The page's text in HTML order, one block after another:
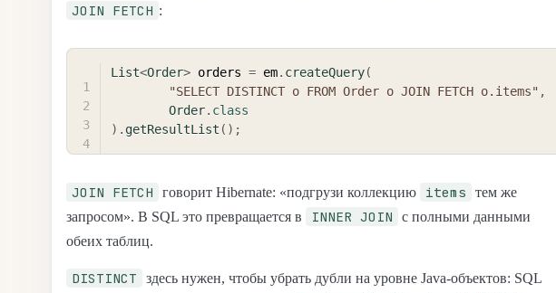
JOIN FETCH :
List<Order> orders = em. createQuery(
"SELECT DISTINCT o FROM Order o JOIN FETCH o.items" ,
Order. class
) . getResultList ( ) ;
JOIN FETCH говорит Hibernate: «подгрузи коллекцию items
тем же
запросом». В SQL это превращается в
INNER JOIN
с полными данными
обеих таблиц.
DISTINCT
здесь нужен, чтобы убрать дубли на уровне Java-объектов: SQL